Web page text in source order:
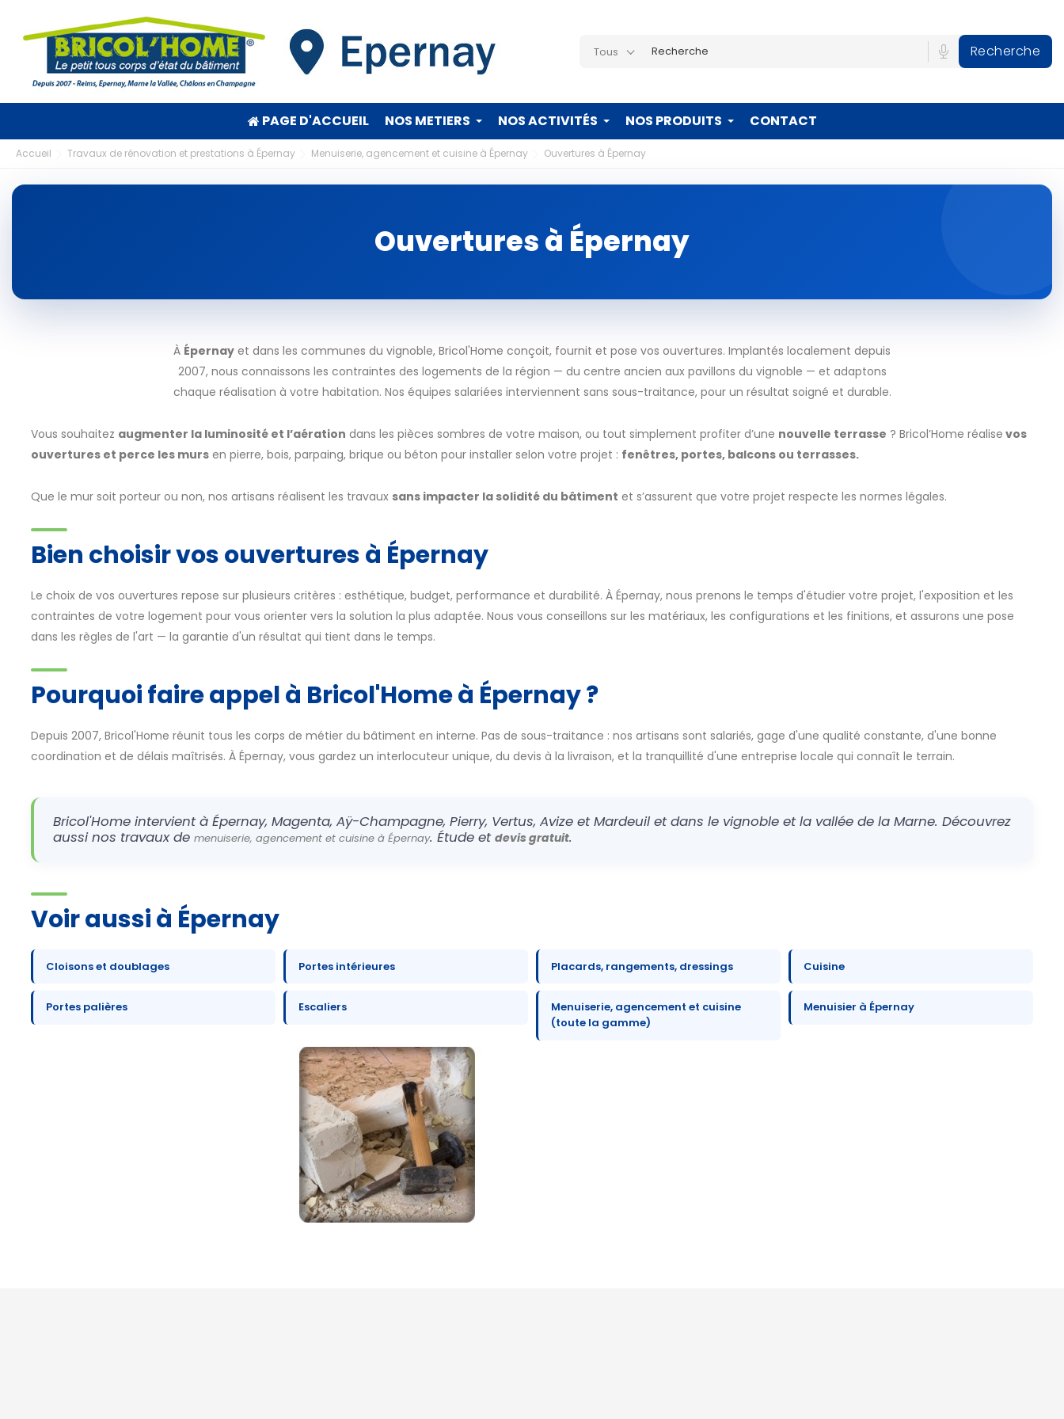
Tous Recherche
PAGE D'ACCUEIL NOS METIERS NOS ACTIVITÉS NOS PRODUITS CONTACT
Accueil Travaux de rénovation et prestations à Épernay Menuiserie, agencement et cuisine à Épernay Ouvertures à Épernay
Ouvertures à Épernay
À Épernay et dans les communes du vignoble, Bricol'Home conçoit, fournit et pose vos ouvertures. Implantés localement depuis
2007, nous connaissons les contraintes des logements de la région — du centre ancien aux pavillons du vignoble — et adaptons
chaque réalisation à votre habitation. Nos équipes salariées interviennent sans sous-traitance, pour un résultat soigné et durable.
Vous souhaitez augmenter la luminosité et l’aération dans les pièces sombres de votre maison, ou tout simplement profiter d’une nouvelle terrasse ? Bricol’Home réalise vos
ouvertures et perce les murs en pierre, bois, parpaing, brique ou béton pour installer selon votre projet : fenêtres, portes, balcons ou terrasses.
Que le mur soit porteur ou non, nos artisans réalisent les travaux sans impacter la solidité du bâtiment et s’assurent que votre projet respecte les normes légales.
Bien choisir vos ouvertures à Épernay
Le choix de vos ouvertures repose sur plusieurs critères : esthétique, budget, performance et durabilité. À Épernay, nous prenons le temps d'étudier votre projet, l'exposition et les
contraintes de votre logement pour vous orienter vers la solution la plus adaptée. Nous vous conseillons sur les matériaux, les configurations et les finitions, et assurons une pose
dans les règles de l'art — la garantie d'un résultat qui tient dans le temps.
Pourquoi faire appel à Bricol'Home à Épernay ?
Depuis 2007, Bricol'Home réunit tous les corps de métier du bâtiment en interne. Pas de sous-traitance : nos artisans sont salariés, gage d'une qualité constante, d'une bonne
coordination et de délais maîtrisés. À Épernay, vous gardez un interlocuteur unique, du devis à la livraison, et la tranquillité d'une entreprise locale qui connaît le terrain.
Bricol'Home intervient à Épernay, Magenta, Aÿ-Champagne, Pierry, Vertus, Avize et Mardeuil et dans le vignoble et la vallée de la Marne. Découvrez
aussi nos travaux de menuiserie, agencement et cuisine à Épernay. Étude et devis gratuit.
Voir aussi à Épernay
Cloisons et doublages Portes intérieures Placards, rangements, dressings Cuisine
Portes palières Escaliers
Menuiserie, agencement et cuisine
(toute la gamme)
Menuisier à Épernay